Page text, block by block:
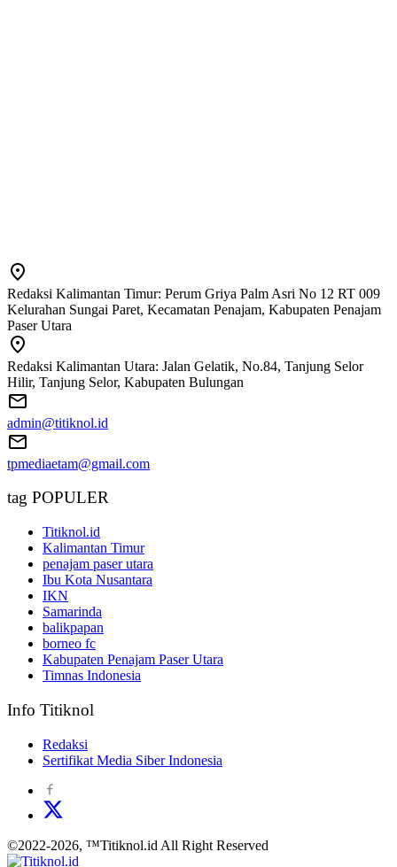
Redaksi Kalimantan Timur: Perum Griya Palm Asri No 12 RT 009
Kelurahan Sungai Paret, Kecamatan Penajam, Kabupaten Penajam
Paser Utara
Redaksi Kalimantan Utara: Jalan Gelatik, No.84, Tanjung Selor
Hilir, Tanjung Selor, Kabupaten Bulungan
admin@titiknol.id
tpmediaetam@gmail.com
tag POPULER
Titiknol.id
Kalimantan Timur
penajam paser utara
Ibu Kota Nusantara
IKN
Samarinda
balikpapan
borneo fc
Kabupaten Penajam Paser Utara
Timnas Indonesia
Info Titiknol
Redaksi
Sertifikat Media Siber Indonesia
©2022-2026, ™Titiknol.id All Right Reserved